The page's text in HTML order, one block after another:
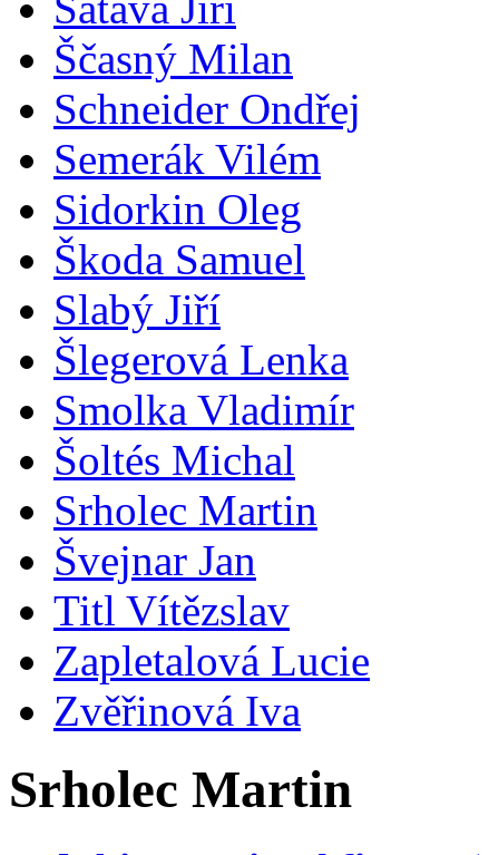
Ščasný Milan
Schneider Ondřej
Semerák Vilém
Sidorkin Oleg
Škoda Samuel
Slabý Jiří
Šlegerová Lenka
Smolka Vladimír
Šoltés Michal
Srholec Martin
Švejnar Jan
Titl Vítězslav
Zapletalová Lucie
Zvěřinová Iva
Srholec Martin